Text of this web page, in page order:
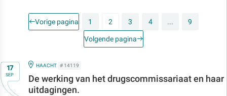
Vorige pagina 1 2 3 4 ... 9
Volgende pagina
Op17
SEP
IN
HAACHT # 14119
De werking van het drugscommissariaat en haar
uitdagingen.